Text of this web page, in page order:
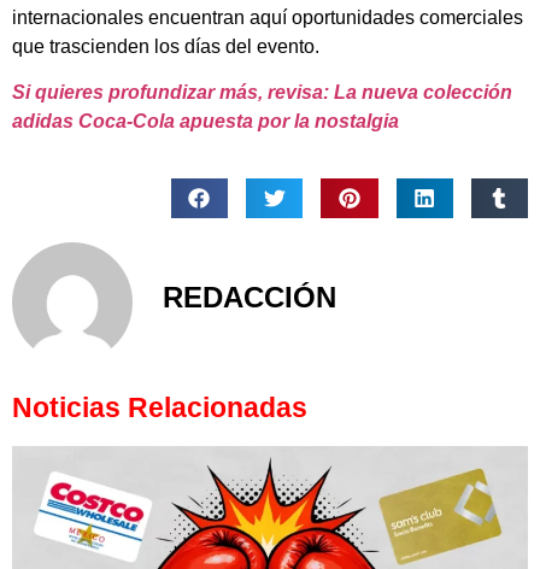
internacionales encuentran aquí oportunidades comerciales
que trascienden los días del evento.
Si quieres profundizar más, revisa: La nueva colección
adidas Coca-Cola apuesta por la nostalgia
REDACCIÓN
Noticias Relacionadas